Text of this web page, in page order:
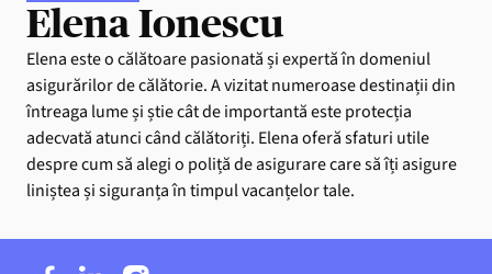
Elena Ionescu
Elena este o călătoare pasionată și expertă în domeniul
asigurărilor de călătorie. A vizitat numeroase destinații din
întreaga lume și știe cât de importantă este protecția
adecvată atunci când călătoriți. Elena oferă sfaturi utile
despre cum să alegi o poliță de asigurare care să îți asigure
liniștea și siguranța în timpul vacanțelor tale.